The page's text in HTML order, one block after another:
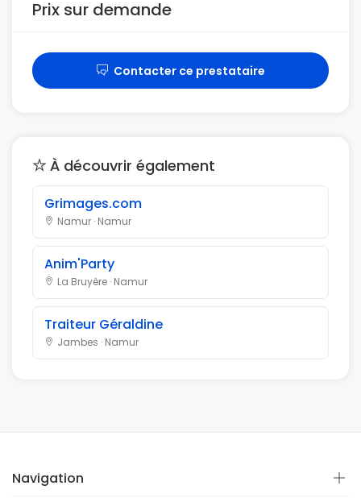
Prix sur demande
Contacter ce prestataire
À découvrir également
Grimages.com
Namur · Namur
Anim'Party
La Bruyère · Namur
Traiteur Géraldine
Jambes · Namur
Navigation